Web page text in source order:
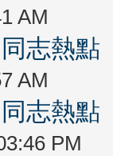
AM
志熱
AM
志熱
PM